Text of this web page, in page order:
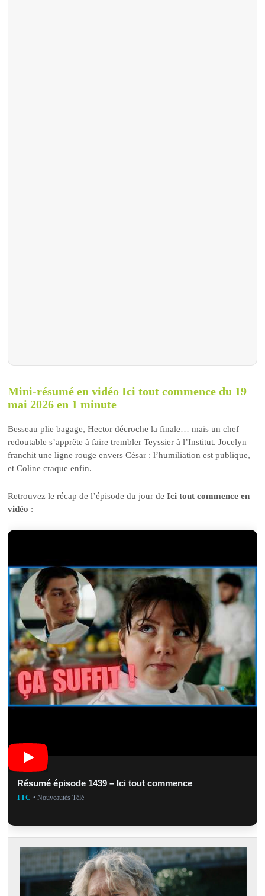
Mini-résumé en vidéo Ici tout commence du 19
mai 2026 en 1 minute
Besseau plie bagage, Hector décroche la finale… mais un chef
redoutable s’apprête à faire trembler Teyssier à l’Institut. Jocelyn
franchit une ligne rouge envers César : l’humiliation est publique,
et Coline craque enfin.
Retrouvez le récap de l’épisode du jour deIci tout commence en
vidéo :
Résumé épisode 1439 – Ici tout commence
ITC • Nouveautés Télé